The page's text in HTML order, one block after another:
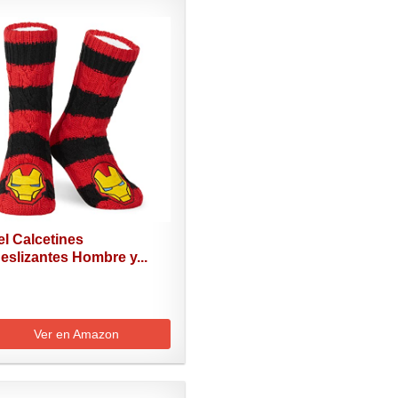
Calcetines
Hombre y...
Ver en Amazon